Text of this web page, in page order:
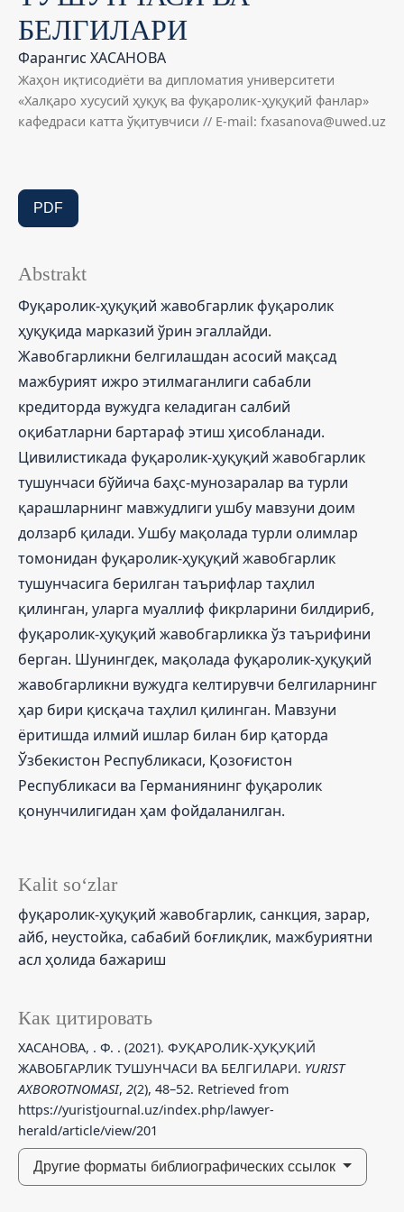
БЕЛГИЛАРИ
Фарангис ХАСАНОВА
Жаҳон иқтисодиёти ва дипломатия университети
«Халқаро хусусий ҳуқуқ ва фуқаролик-ҳуқуқий фанлар»
кафедраси катта ўқитувчиси // E-mail: fxasanova@uwed.uz
PDF
Kalit so‘zlar
фуқаролик-ҳуқуқий жавобгарлик, санкция, зарар,
айб, неустойка, сабабий боғлиқлик, мажбуриятни
асл ҳолида бажариш
Как цитировать
ХАСАНОВА, . Ф. . (2021). ФУҚАРОЛИК-ҲУҚУҚИЙ
ЖАВОБГАРЛИК ТУШУНЧАСИ ВА БЕЛГИЛАРИ. YURIST
AXBOROTNOMASI, 2(2), 48–52. Retrieved from
https://yuristjournal.uz/index.php/lawyer-
herald/article/view/201
Другие форматы библиографических ссылок
Abstrakt
Фуқаролик-ҳуқуқий жавобгарлик фуқаролик
ҳуқуқида марказий ўрин эгаллайди.
Жавобгарликни белгилашдан асосий мақсад
мажбурият ижро этилмаганлиги сабабли
кредиторда вужудга келадиган салбий
оқибатларни бартараф этиш ҳисобланади.
Цивилистикада фуқаролик-ҳуқуқий жавобгарлик
тушунчаси бўйича баҳс-мунозаралар ва турли
қарашларнинг мавжудлиги ушбу мавзуни доим
долзарб қилади. Ушбу мақолада турли олимлар
томонидан фуқаролик-ҳуқуқий жавобгарлик
тушунчасига берилган таърифлар таҳлил
қилинган, уларга муаллиф фикрларини билдириб,
фуқаролик-ҳуқуқий жавобгарликка ўз таърифини
берган. Шунингдек, мақолада фуқаролик-ҳуқуқий
жавобгарликни вужудга келтирувчи белгиларнинг
ҳар бири қисқача таҳлил қилинган. Мавзуни
ёритишда илмий ишлар билан бир қаторда
Ўзбекистон Республикаси, Қозоғистон
Республикаси ва Германиянинг фуқаролик
қонунчилигидан ҳам фойдаланилган.